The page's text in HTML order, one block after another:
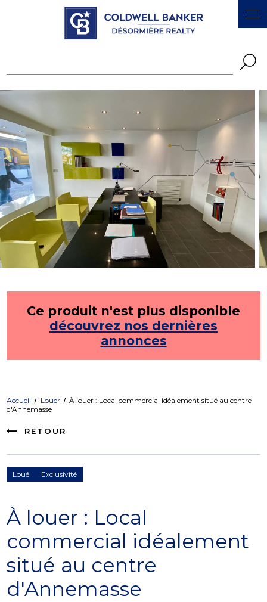
Ce produit n'est plus disponible
découvrez nos dernières
annonces
Accueil Louer
À louer : Local commercial idéalement situé au centre
d'Annemasse
RETOUR
Loué Exclusivité
À louer : Local
commercial idéalement
situé au centre
d'Annemasse
Panneau de gestion des cookies